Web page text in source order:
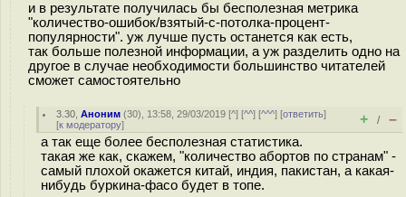
и в результате получилась бы бесполезная метрика
"количество-ошибок/взятый-с-потолка-процент-
популярности". уж лучше пусть останется как есть,
так больше полезной информации, а уж разделить одно на
другое в случае необходимости большинство читателей
сможет самостоятельно
3.30 ,Аноним (30), 13:58, 29/03/2019 [^] [^^] [^^^] [ответить]
[к модератору] + / –
а так еще более бесполезная статистика.
такая же как, скажем, "количество абортов по странам" -
самый плохой окажется китай, индия, пакистан, а какая-
нибудь буркина-фасо будет в топе.